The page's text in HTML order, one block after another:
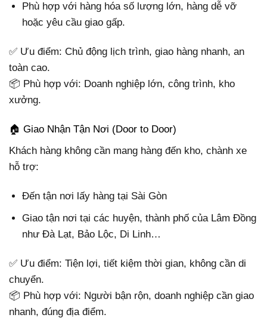
Phù hợp với hàng hóa số lượng lớn, hàng dễ vỡ
hoặc yêu cầu giao gấp.
✅ Ưu điểm: Chủ động lịch trình, giao hàng nhanh, an
toàn cao.
📦 Phù hợp với: Doanh nghiệp lớn, công trình, kho
xưởng.
🏠 Giao Nhận Tận Nơi (Door to Door)
Khách hàng không cần mang hàng đến kho, chành xe
hỗ trợ:
Đến tận nơi lấy hàng tại Sài Gòn
Giao tận nơi tại các huyện, thành phố của Lâm Đồng
như Đà Lạt, Bảo Lộc, Di Linh…
✅ Ưu điểm: Tiện lợi, tiết kiệm thời gian, không cần di
chuyển.
📦 Phù hợp với: Người bận rộn, doanh nghiệp cần giao
nhanh, đúng địa điểm.